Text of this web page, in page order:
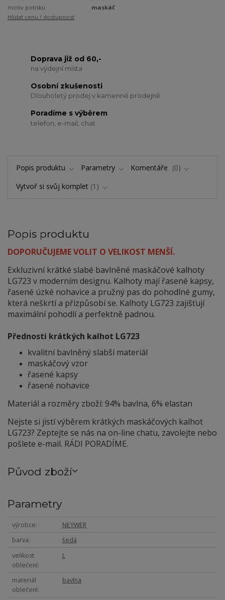
motiv potisku:
maskáč
Hlídat cenu / dostupnost
Doprava již od 60,-
na výdejní místa
Osobní zkušenosti
Dlouholetý prodej v kamenné prodejně
Poradíme s výběrem
telefon, e-mail, chat
Popis produktu Parametry Komentáře
0
Vytvoř si svůj komplet 1
Popis produktu
DOPORUČUJEME VOLIT O VELIKOST MENŠÍ.
Exkluzivní krátké slabé bavlněné maskáčové kalhoty
LG723 v moderním designu. Kalhoty mají řasené kapsy,
řasené úzké nohavice a pružný pas do pohodlné gumy,
která neškrtí a přizpůsobí se. Kalhoty LG723 zajišťují
maximální pohodlí a perfektně padnou.
Přednosti krátkých kalhot LG723
kvalitní bavlněný slabší materiál
maskáčový vzor
řasené kapsy
řasené nohavice
Materiál a rozměry zboží: 94% bavlna, 6% elastan
Nejste si jistí výběrem krátkých maskáčových kalhot
LG723? Zeptejte se nás na on-line chatu, zavolejte nebo
pošlete e-mail. RÁDI PORADÍME.
Původ zboží
Parametry
výrobce
NEYWER
barva
šedá
velikost
oblečení
L
materiál
oblečení
bavlna